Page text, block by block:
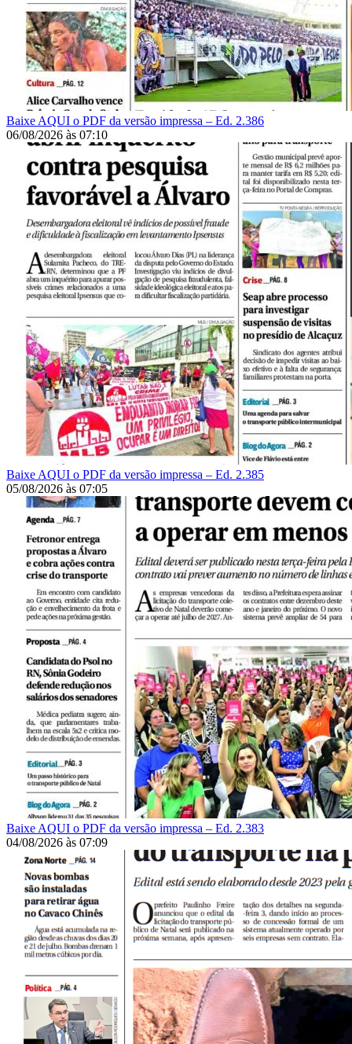
Baixe AQUI o PDF da versão impressa – Ed. 2.386
06/08/2026 às 07:10
Baixe AQUI o PDF da versão impressa – Ed. 2.385
05/08/2026 às 07:05
Baixe AQUI o PDF da versão impressa – Ed. 2.383
04/08/2026 às 07:09